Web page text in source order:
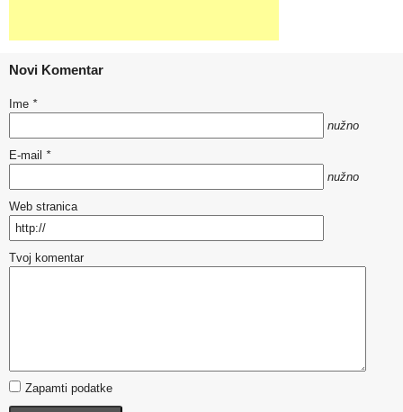
Novi Komentar
Ime *
nužno
E-mail *
nužno
Web stranica
Tvoj komentar
Zapamti podatke